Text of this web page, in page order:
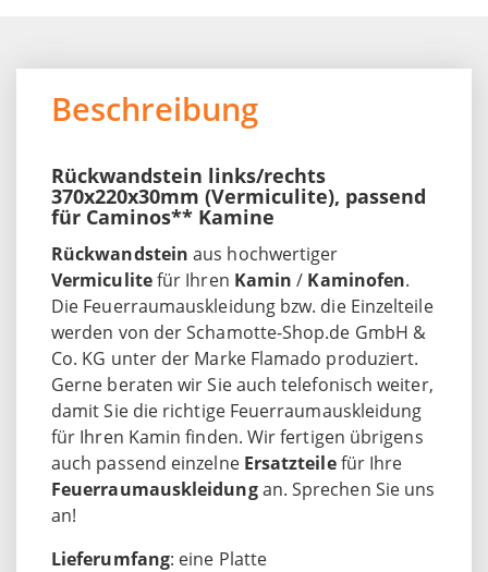
Beschreibung
Rückwandstein links/rechts
370x220x30mm (Vermiculite), passend
für Caminos** Kamine
Rückwandsteinaus hochwertiger
Vermiculitefür Ihren Kamin/ Kaminofen.
Die Feuerraumauskleidung bzw. die Einzelteile
werden von der Schamotte-Shop.de GmbH &
Co. KG unter der Marke Flamado produziert.
Gerne beraten wir Sie auch telefonisch weiter,
damit Sie die richtige Feuerraumauskleidung
für Ihren Kamin finden. Wir fertigen übrigens
auch passend einzelne Ersatzteilefür Ihre
Feuerraumauskleidungan. Sprechen Sie uns
an!
Lieferumfang: eine Platte